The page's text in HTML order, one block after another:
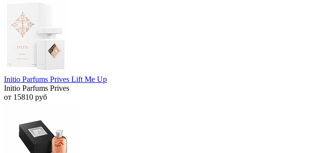
Initio Parfums Prives Lift Me Up
Initio Parfums Prives
от 15810 руб